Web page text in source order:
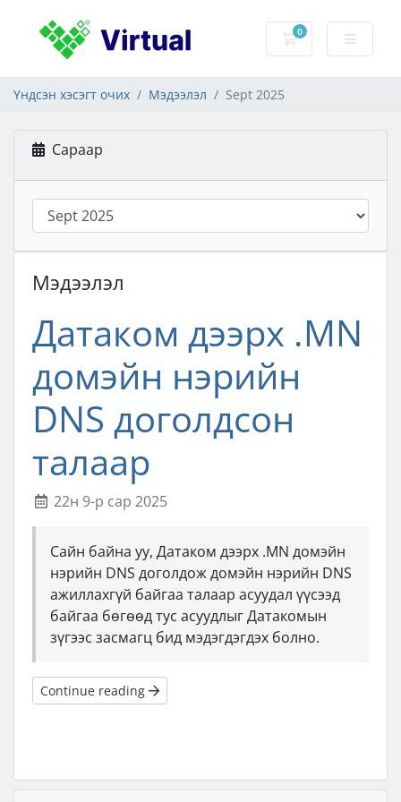
0
Сагс
Үндсэн хэсэгт очих Мэдээлэл Sept 2025
Сараар
Мэдээлэл
Датаком дээрх .MN
домэйн нэрийн
DNS доголдсон
талаар
22н 9-р сар 2025
Сайн байна уу, Датаком дээрх .MN домэйн
нэрийн DNS доголдож домэйн нэрийн DNS
ажиллахгүй байгаа талаар асуудал үүсээд
байгаа бөгөөд тус асуудлыг Датакомын
зүгээс засмагц бид мэдэгдэгдэх болно.
Continue reading